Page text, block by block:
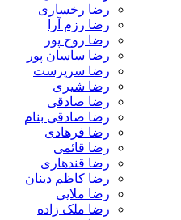
رضا رخساری
رضا رزم آرا
رضا روح پور
رضا ساسان پور
رضا سرپرست
رضا شیری
رضا صادقی
رضا صادقی بنام
رضا فرهادی
رضا قائمی
رضا قندهاری
رضا کاظم دینان
رضا ملایی
رضا ملک زاده